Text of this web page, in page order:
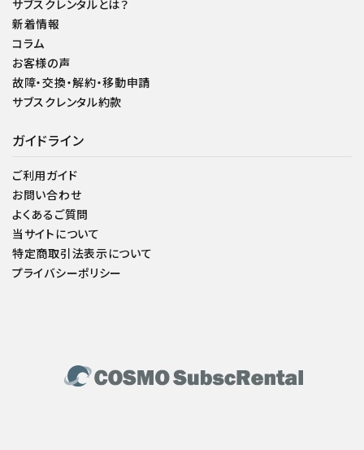
サブスクレンタルとは？
新着情報
コラム
お客様の声
故障・交換・解約・移動申請
サブスクレンタル約款
ガイドライン
ご利用ガイド
お問い合わせ
よくあるご質問
当サイトについて
特定商取引法表示について
プライバシーポリシー